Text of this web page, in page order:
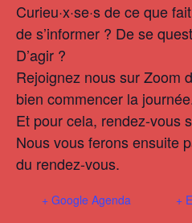
Curieu·x·se·s de ce que
de s’informer ? De se
D’agir ?
Rejoignez nous sur Zoom
bien commencer la
Et pour cela, rendez-vous
Nous vous ferons ensuite
du rendez-vous.
+ Google Agenda +